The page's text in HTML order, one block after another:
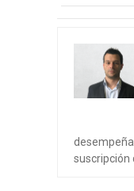
suscripción